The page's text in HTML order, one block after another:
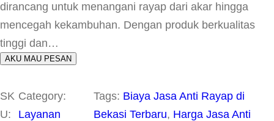
dirancang untuk menangani rayap dari akar hingga
mencegah kekambuhan. Dengan produk berkualitas
tinggi dan…
AKU MAU PESAN
SK
U:
Category:
Layanan
Tags: Biaya Jasa Anti Rayap di
Bekasi Terbaru, Harga Jasa Anti